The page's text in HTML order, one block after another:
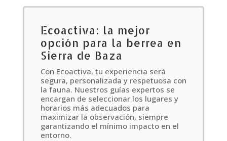
Ecoactiva: la mejor
opción para la berrea en
Sierra de Baza
Con Ecoactiva, tu experiencia será
segura, personalizada y respetuosa con
la fauna. Nuestros guías expertos se
encargan de seleccionar los lugares y
horarios más adecuados para
maximizar la observación, siempre
garantizando el mínimo impacto en el
entorno.